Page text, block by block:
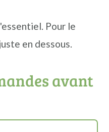
Pour le
en dessous.
avant